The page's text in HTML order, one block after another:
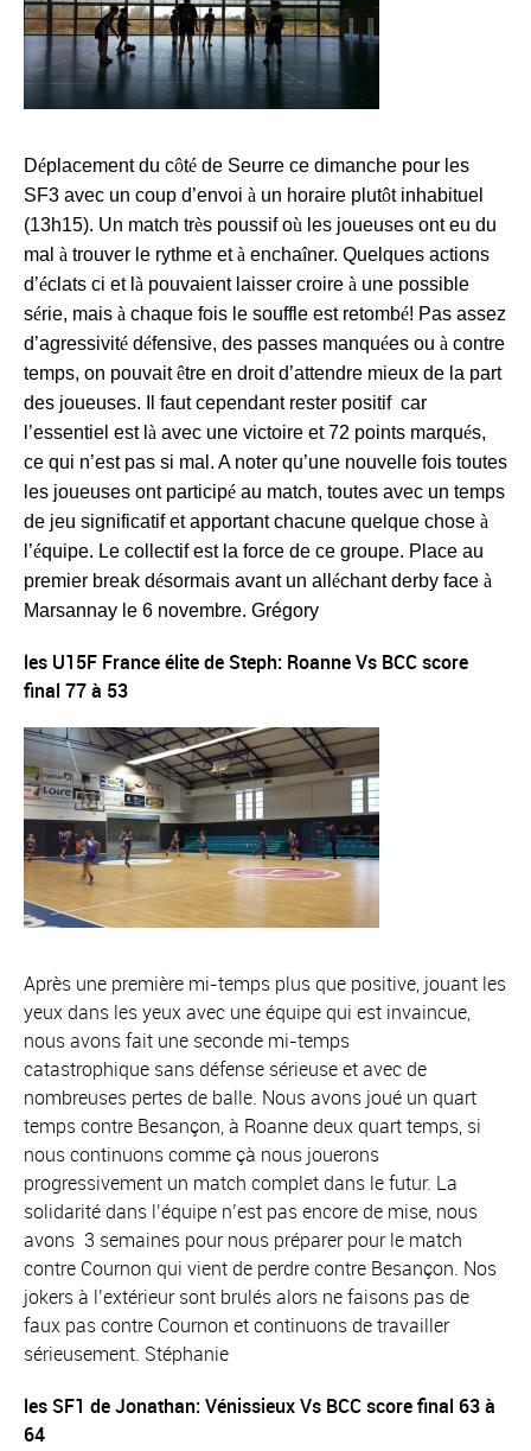
Déplacement du côté de Seurre ce dimanche pour les
SF3 avec un coup d’envoi à un horaire plutôt inhabituel
(13h15). Un match très poussif où les joueuses ont eu du
mal à trouver le rythme età enchaîner. Quelques actions
d’éclats ci et l à pouvaient laisser croire à une possible
série, mais à chaque fois le souffle est retombé! Pas assez
d’agressivité défensive, des passes manquées ou à contre
temps, on pouvaitêtre en droit d’attendre mieux de la part
des joueuses. Il faut cependant rester positif car
l’essentiel est l à avec une victoire et 72 points marqués,
ce qui n’est pas si mal. A noter qu’une nouvelle fois toutes
les joueuses ont participé au match, toutes avec un temps
de jeu significatif et apportant chacune quelque chose à
l’équipe. Le collectif est la force de ce groupe. Place au
premier break désormais avant un all échant derby face à
Marsannay le 6 novembre. Grégory
les U15F France élite de Steph: Roanne Vs BCC score
final 77 à 53
Après une première mi-temps plus que positive, jouant les
yeux dans les yeux avec une équipe qui est invaincue,
nous avons fait une seconde mi-temps
catastrophique sans défense sérieuse et avec de
nombreuses pertes de balle. Nous avons joué un quart
temps contre Besançon, à Roanne deux quart temps, si
nous continuons comme çà nous jouerons
progressivement un match complet dans le futur. La
solidarité dans l’équipe n’est pas encore de mise, nous
avons 3 semaines pour nous préparer pour le match
contre Cournon qui vient de perdre contre Besançon. Nos
jokers à l’extérieur sont brulés alors ne faisons pas de
faux pas contre Cournon et continuons de travailler
sérieusement. Stéphanie
les SF1 de Jonathan: Vénissieux Vs BCC score final 63 à
64